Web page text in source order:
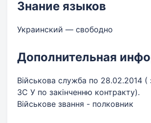
Знание языков
Украинский — свободно
Дополнительная
Військова служба по 28.02.2014 (
ЗС У по закінченню контракту).
Військове звання - полковник